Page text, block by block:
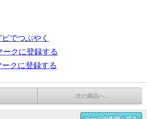
でつぶやく
ークに登録する
クに登録する
次の商品へ